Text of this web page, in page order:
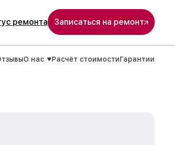
ремонта Записаться на ремонт
О нас Расчёт стоимостиГарантии